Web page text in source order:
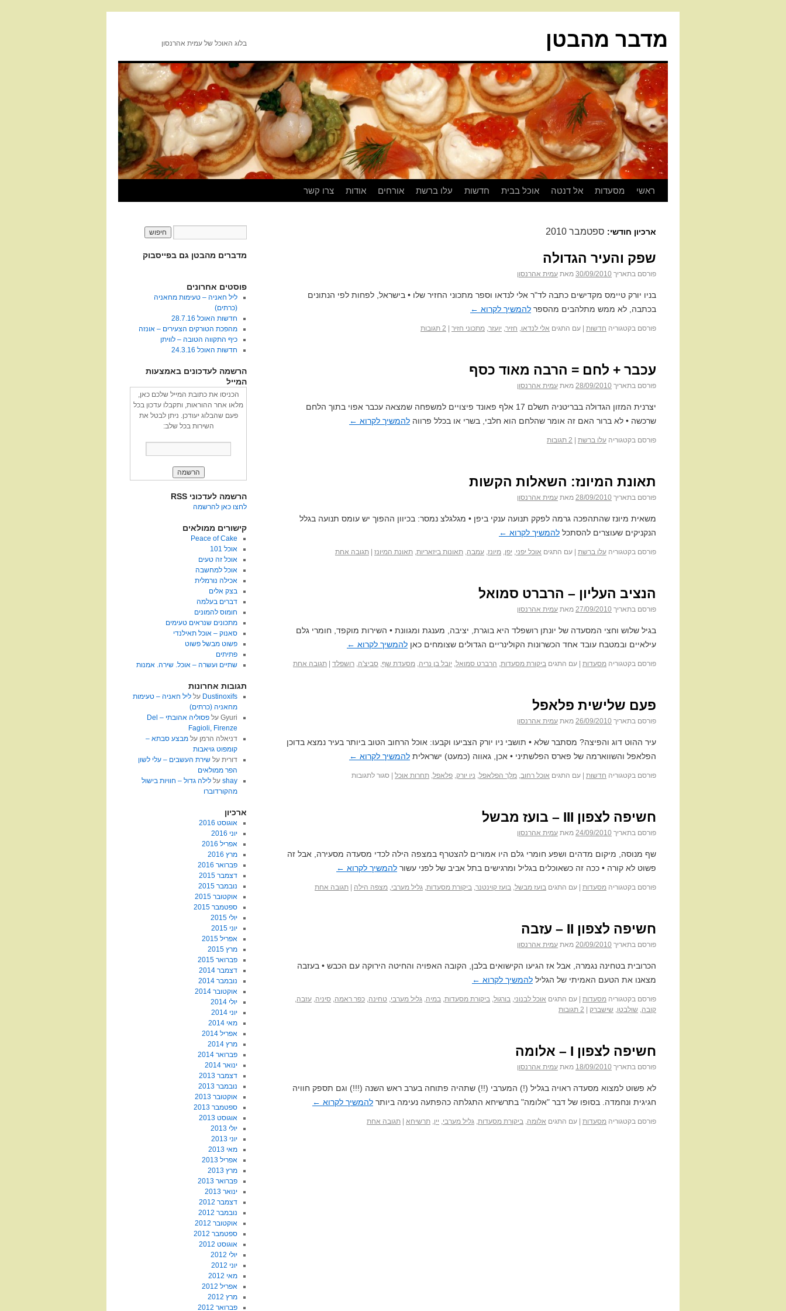
מדבר מהבטן בלוג האוכל של עמית אהרנסון
ראשי מסעדות אל דנטה אוכל בבית חדשות עלו ברשת אורחים אודות צרו קשר
ארכיון חודשי: ספטמבר 2010
שפק והעיר הגדולה
פורסם בתאריך 30/09/2010 מאת עמית אהרנסון
בניו יורק טיימס מקדישים כתבה לד"ר אלי לנדאו וספר מתכוני החזיר שלו • בישראל, לפחות לפי הנתונים
בכתבה, לא ממש מתלהבים מהספר להמשיך לקרוא ←
פורסם בקטגוריה חדשות עם התגים אלי לנדאו, חזיר, יועזר, מתכוני חזיר 2 תגובות
עכבר + לחם = הרבה מאוד כסף
פורסם בתאריך 28/09/2010 מאת עמית אהרנסון
יצרנית המזון הגדולה בבריטניה תשלם 17 אלף פאונד פיצויים למשפחה שמצאה עכבר אפוי בתוך הלחם
שרכשה • לא ברור האם זה אומר שהלחם הוא חלבי, בשרי או בכלל פרווה להמשיך לקרוא ←
פורסם בקטגוריה עלו ברשת 2 תגובות
תאונת המיונז: השאלות הקשות
פורסם בתאריך 28/09/2010 מאת עמית אהרנסון
משאית מיונז שהתהפכה גרמה לפקק תנועה ענקי ביפן • מגלגלצ נמסר: בכיוון ההפוך יש עומס תנועה בגלל
הנקניקים שעוצרים להסתכל להמשיך לקרוא ←
פורסם בקטגוריה עלו ברשת עם התגים אוכל יפני, יפן, מיונז, עמבה, תאונות ביזאריות, תאונת המיונז תגובה אחת
הנציב העליון – הרברט סמואל
פורסם בתאריך 27/09/2010 מאת עמית אהרנסון
בגיל שלוש וחצי המסעדה של יונתן רושפלד היא בוגרת, יציבה, מענגת ומגוונת • השירות מוקפד, חומרי גלם
עילאיים ובמטבח עובד אחד הכשרונות הקולינריים הגדולים שצומחים כאן להמשיך לקרוא ←
פורסם בקטגוריה מסעדות עם התגים ביקורת מסעדות, הרברט סמואל, יובל בן נריה, מסעדת שף, סביצ'ה, רושפלד תגובה אחת
פעם שלישית פלאפל
פורסם בתאריך 26/09/2010 מאת עמית אהרנסון
עיר ההוט דוג והפיצה? מסתבר שלא • תושבי ניו יורק הצביעו וקבעו: אוכל הרחוב הטוב ביותר בעיר נמצא בדוכן
הפלאפל והשווארמה של פארס הפלשתיני • אכן, גאווה (כמעט) ישראלית להמשיך לקרוא ←
פורסם בקטגוריה חדשות עם התגים אוכל רחוב, מלך הפלאפל, ניו יורק, פלאפל, תחרות אוכל סגור לתגובות
חשיפה לצפון III – בועז מבשל
פורסם בתאריך 24/09/2010 מאת עמית אהרנסון
שף מנוסה, מיקום מדהים ושפע חומרי גלם היו אמורים להצטרף במצפה הילה לכדי מסעדה מסעירה, אבל זה
פשוט לא קורה • ככה זה כשאוכלים בגליל ומרגישים בתל אביב של לפני עשור להמשיך לקרוא ←
פורסם בקטגוריה מסעדות עם התגים בועז מבשל, בועז קוינטנר, ביקורת מסעדות, גליל מערבי, מצפה הילה תגובה אחת
חשיפה לצפון II – עזבה
פורסם בתאריך 20/09/2010 מאת עמית אהרנסון
הכרובית בטחינה נגמרה, אבל אז הגיעו הקישואים בלבן, הקובה האפויה והחיטה הירוקה עם הכבש • בעזבה
מצאנו את הטעם האמיתי של הגליל להמשיך לקרוא ←
פורסם בקטגוריה מסעדות עם התגים אוכל לבנוני, בורגול, ביקורת מסעדות, במיה, גליל מערבי, טחינה, כפר ראמה, סיניה, עזבה,
קובה, שולבטו, שישברק 2 תגובות
חשיפה לצפון I – אלומה
פורסם בתאריך 18/09/2010 מאת עמית אהרנסון
לא פשוט למצוא מסעדה ראויה בגליל (!) המערבי (!!) שתהיה פתוחה בערב ראש השנה (!!!) וגם תספק חוויה
חגיגית ונחמדה. בסופו של דבר "אלומה" בתרשיחא התגלתה כהפתעה נעימה ביותר להמשיך לקרוא ←
פורסם בקטגוריה מסעדות עם התגים אלומה, ביקורת מסעדות, גליל מערבי, יין, תרשיחא תגובה אחת
מדברים מהבטן גם בפייסבוק
פוסטים אחרונים
ליל חאניה – טעימות מחאניה
(כרתים)
חדשות האוכל 28.7.16
מהפכת הטורקים הצעירים – אונזה
כיף התקווה הטובה – לוויתן
חדשות האוכל 24.3.16
הרשמה לעדכונים באמצעות
המייל
הכניסו את כתובת המייל שלכם כאן,
מלאו אחר ההוראות, ותקבלו עדכון בכל
פעם שהבלוג יעודכן. ניתן לבטל את
השירות בכל שלב:
הרשמה לעדכוני RSS
לחצו כאן להרשמה
קישורים ממולאים
Peace of Cake
אוכל 101
אוכל זה טעים
אוכל למחשבה
אכילה נורמלית
בצק אלים
דברים בעלמה
חומוס להמונים
מתכונים שנראים טעימים
סאנוק – אוכל תאילנדי
פשוט מבשל פשוט
פתיתים
שתיים ועשרה – אוכל. שירה. אמנות
תגובות אחרונות
Dustinoxifs על ליל חאניה – טעימות
מחאניה (כרתים)
Gyuriעל
פסוליה אהובתי – Del
Fagioli, Firenze
דניאלה הרמן על מבצע סבתא –
קומפוט גויאבות
דוריתעל שירת העשבים – עלי לשון
הפר ממולאים
shayעל לילה גדול – חוויות בישול
מהקורדוברו
ארכיון
אוגוסט 2016
יוני 2016
אפריל 2016
מרץ 2016
פברואר 2016
דצמבר 2015
נובמבר 2015
אוקטובר 2015
ספטמבר 2015
יולי 2015
יוני 2015
אפריל 2015
מרץ 2015
פברואר 2015
דצמבר 2014
נובמבר 2014
אוקטובר 2014
יולי 2014
יוני 2014
מאי 2014
אפריל 2014
מרץ 2014
פברואר 2014
ינואר 2014
דצמבר 2013
נובמבר 2013
אוקטובר 2013
ספטמבר 2013
אוגוסט 2013
יולי 2013
יוני 2013
מאי 2013
אפריל 2013
מרץ 2013
פברואר 2013
ינואר 2013
דצמבר 2012
נובמבר 2012
אוקטובר 2012
ספטמבר 2012
אוגוסט 2012
יולי 2012
יוני 2012
מאי 2012
אפריל 2012
מרץ 2012
פברואר 2012